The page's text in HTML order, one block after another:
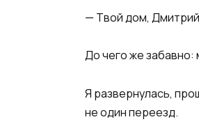
— Твой дом,
До чего же
Я развернулась,
не один переезд.